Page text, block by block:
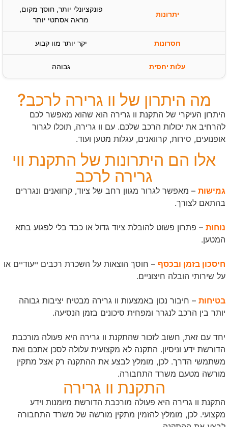
פונקציונלי יותר, חוסך מקום,
מראה אסתטי יותר
יקר יותר מוו קבוע
גבוהה
מה היתרון של וו גרירה לרכב?
היתרון העיקרי של התקנת וו גרירה הוא שהוא מאפשר לכם
להרחיב את יכולות הרכב שלכם. עם וו גרירה, תוכלו לגרור
אופנועים, סירות, קרוואנים, עגלות מטען ועוד.
אלו הם היתרונות של התקנת ווי
גרירה לרכב
גמישות – מאפשר לגרור מגוון רחב של ציוד, קרוואנים ונגררים
בהתאם לצורך.
נוחות – פתרון פשוט להובלת ציוד גדול או כבד בלי לפגוע בתא
המטען.
חיסכון בזמן ובכסף – חוסך הוצאות על השכרת רכבים ייעודיים או
על שירותי הובלה חיצוניים.
בטיחות – חיבור נכון באמצעות וו גרירה מבטיח יציבות גבוהה
יותר בין הרכב לנגרר ומפחית סיכונים בזמן הנסיעה.
יחד עם זאת, חשוב לזכור שהתקנת וו גרירה היא פעולה מורכבת
הדורשת ידע וניסיון. התקנה לא מקצועית עלולה לסכן אתכם ואת
משתמשי הדרך. לכן, מומלץ לבצע את ההתקנה רק אצל מתקין
מורשה מטעם משרד התחבורה.
התקנת וו גרירה
התקנת וו גרירה היא פעולה מורכבת הדורשת מיומנות וידע
מקצועי. לכן, מומלץ להזמין מתקין מורשה של משרד התחבורה